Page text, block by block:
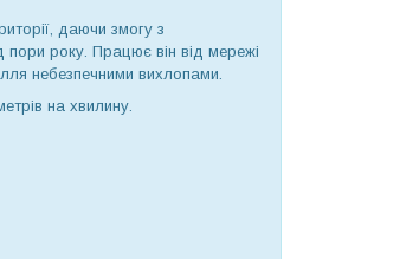
даючи змогу з
пори року. Працює він від мережі
небезпечними вихлопами.
на хвилину.